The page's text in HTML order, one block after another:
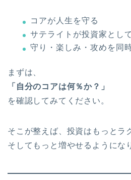
コアが人生を守る
サテライトが投資家とし
守り・楽しみ・攻めを同
まずは、
「自分のコアは何％か？」
を確認してみてください。
そこが整えば、投資はもっとラ
そしてもっと増やせるようにな